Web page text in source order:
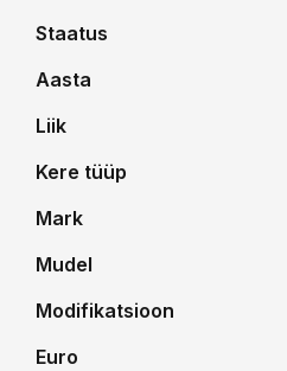
Staatus
Aasta
Liik
Kere tüüp
Mark
Mudel
Modifikatsioon
Euro